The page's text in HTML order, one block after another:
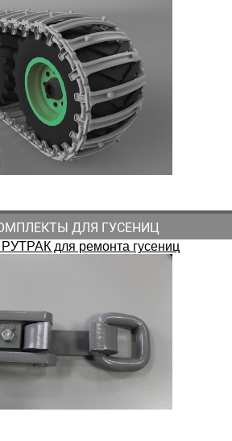
ДЛЯ ГУСЕНИЦ
для ремонта гусениц